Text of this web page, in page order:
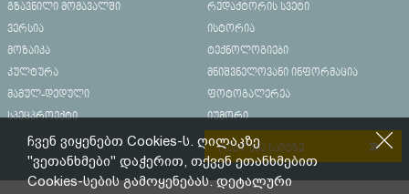
გზავნილი მომავალში
რედაქტორის სვეტი
ვერსია
ისტორია
მოზაიკა
ტექნოლოგიები
კულტურა
მნიშვნელოვანი ინფორმაცია
მამულ-დედული
ფოტოგალერეა
სპეცპროექტი
იუმორი
რეკლამა საიტზე
ჩვენ ვიყენებთ Cookies-ს. ღილაკზე
"ვეთანხმები" დაჭერით, თქვენ ეთანხმებით
Cookies-სების გამოყენებას. დეტალური